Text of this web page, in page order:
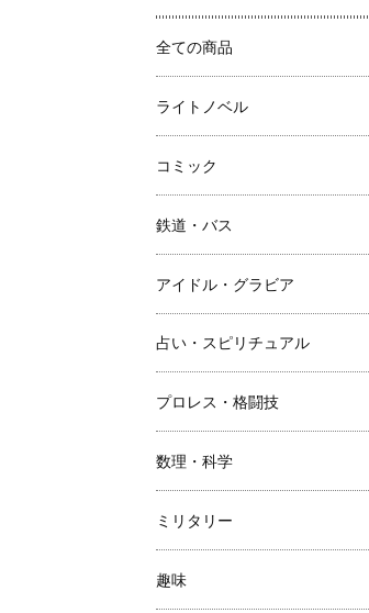
全ての商品
ライトノベル
コミック
鉄道・バス
アイドル・グラビア
占い・スピリチュアル
プロレス・格闘技
数理・科学
ミリタリー
趣味